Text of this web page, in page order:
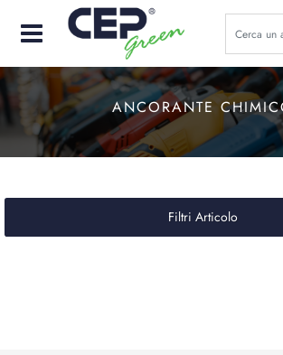
Open
ANCORANTE
Filtri Articolo